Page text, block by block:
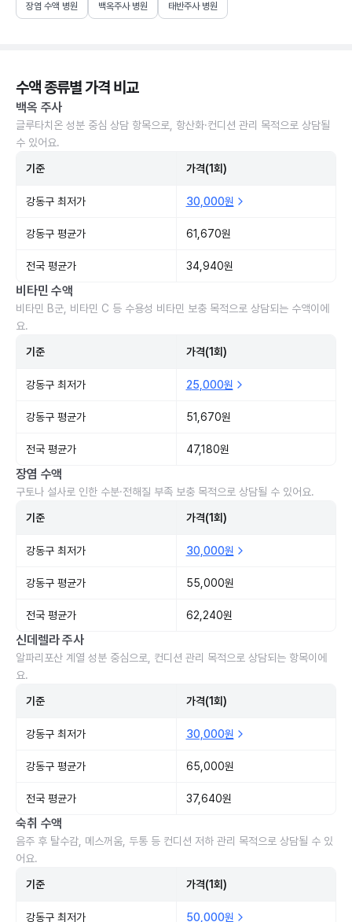
장염 수액 병원 백옥주사 병원 태반주사 병원
수액 종류별 가격 비교
백옥 주사
글루타치온 성분 중심 상담 항목으로, 항산화·컨디션 관리 목적으로 상담될
수 있어요.
기준 가격(1회)
강동구 최저가 30,000원
강동구 평균가 61,670원
전국 평균가 34,940원
비타민 수액
비타민 B군, 비타민 C 등 수용성 비타민 보충 목적으로 상담되는 수액이에
요.
기준 가격(1회)
강동구 최저가 25,000원
강동구 평균가 51,670원
전국 평균가 47,180원
장염 수액
구토나 설사로 인한 수분·전해질 부족 보충 목적으로 상담될 수 있어요.
기준 가격(1회)
강동구 최저가 30,000원
강동구 평균가 55,000원
전국 평균가 62,240원
신데렐라 주사
알파리포산 계열 성분 중심으로, 컨디션 관리 목적으로 상담되는 항목이에
요.
기준 가격(1회)
강동구 최저가 30,000원
강동구 평균가 65,000원
전국 평균가 37,640원
숙취 수액
음주 후 탈수감, 메스꺼움, 두통 등 컨디션 저하 관리 목적으로 상담될 수 있
어요.
기준 가격(1회)
강동구 최저가 50,000원